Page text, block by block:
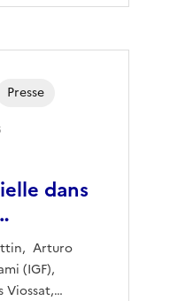
dans
Arturo
(IGF),
Viossat,…
Presse